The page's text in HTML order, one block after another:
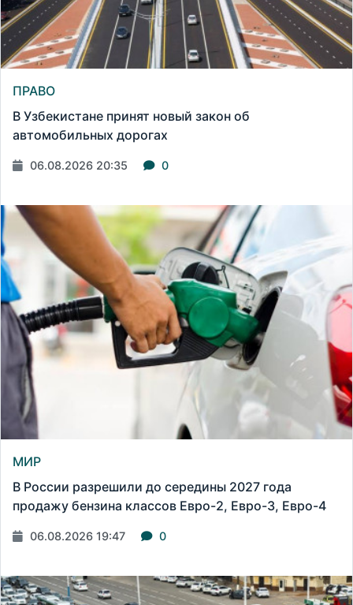
ПРАВО
В Узбекистане принят новый закон об
автомобильных дорогах
06.08.2026 20:35 0
МИР
В России разрешили до середины 2027 года
продажу бензина классов Евро-2, Евро-3, Евро-4
06.08.2026 19:47 0